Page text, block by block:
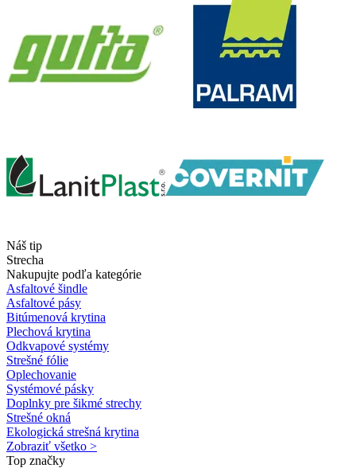
Náš tip
Strecha
Nakupujte podľa kategórie
Asfaltové šindle
Asfaltové pásy
Bitúmenová krytina
Plechová krytina
Odkvapové systémy
Strešné fólie
Oplechovanie
Systémové pásky
Doplnky pre šikmé strechy
Strešné okná
Ekologická strešná krytina
Zobraziť všetko >
Top značky